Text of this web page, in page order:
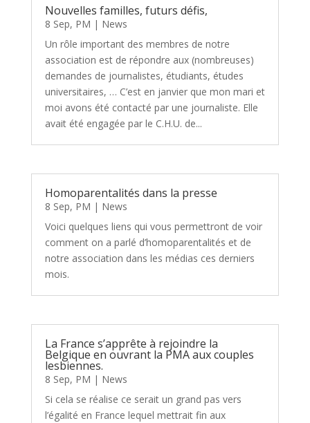
Nouvelles familles, futurs défis,
8 Sep, PM | News
Un rôle important des membres de notre
association est de répondre aux (nombreuses)
demandes de journalistes, étudiants, études
universitaires, … C’est en janvier que mon mari et
moi avons été contacté par une journaliste. Elle
avait été engagée par le C.H.U. de...
Homoparentalités dans la presse
8 Sep, PM | News
Voici quelques liens qui vous permettront de voir
comment on a parlé d’homoparentalités et de
notre association dans les médias ces derniers
mois.
La France s’apprête à rejoindre la
Belgique en ouvrant la PMA aux couples
lesbiennes.
8 Sep, PM | News
Si cela se réalise ce serait un grand pas vers
l’égalité en France lequel mettrait fin aux